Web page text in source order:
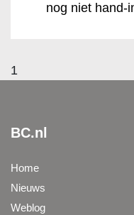
nog niet hand-
1
BC.nl
Home
Nieuws
Weblog